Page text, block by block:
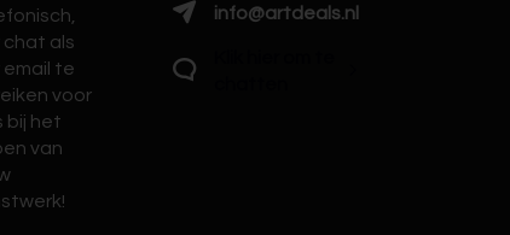
chat als
email te
voor
bij het
van
info@artdeals.nl